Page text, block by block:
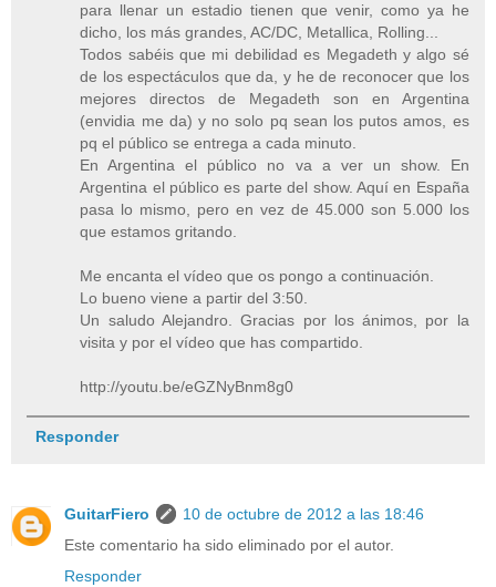
para llenar un estadio tienen que venir, como ya he
dicho, los más grandes, AC/DC, Metallica, Rolling...
Todos sabéis que mi debilidad es Megadeth y algo sé
de los espectáculos que da, y he de reconocer que los
mejores directos de Megadeth son en Argentina
(envidia me da) y no solo pq sean los putos amos, es
pq el público se entrega a cada minuto.
En Argentina el público no va a ver un show. En
Argentina el público es parte del show. Aquí en España
pasa lo mismo, pero en vez de 45.000 son 5.000 los
que estamos gritando.
Me encanta el vídeo que os pongo a continuación.
Lo bueno viene a partir del 3:50.
Un saludo Alejandro. Gracias por los ánimos, por la
visita y por el vídeo que has compartido.
http://youtu.be/eGZNyBnm8g0
Responder
GuitarFiero
10 de octubre de 2012 a las 18:46
Este comentario ha sido eliminado por el autor.
Responder